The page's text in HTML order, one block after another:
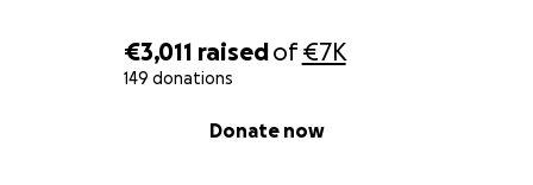
€3,011 raisedof€7K
149 donations
Donate now